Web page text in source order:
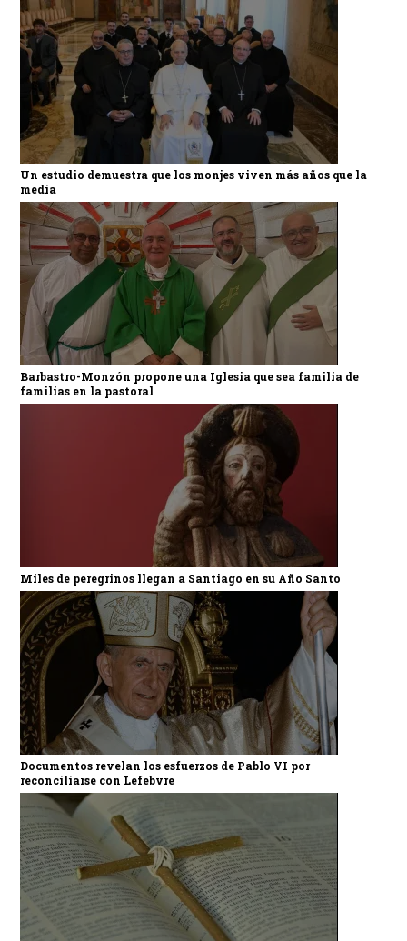
Un estudio demuestra que los monjes viven más años que la
media
Barbastro-Monzón propone una Iglesia que sea familia de
familias en la pastoral
Miles de peregrinos llegan a Santiago en su Año Santo
Documentos revelan los esfuerzos de Pablo VI por
reconciliarse con Lefebvre